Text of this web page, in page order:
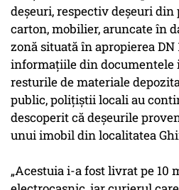
deșeuri, respectiv deșeuri
carton, mobilier, aruncate în
zonă situată în apropierea DN
informațiile din
resturile de materiale
public, polițiștii locali au
descoperit că deșeurile
unui imobil din localitatea
„Acestuia i-a fost livrat pe 10